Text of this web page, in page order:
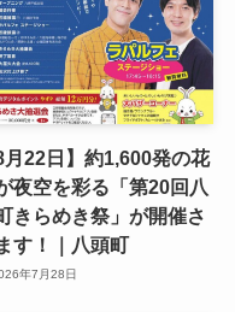
8月22日】約1,600発の花
夜空を彩る「第20回八
きらめき祭」が開催さ
す！｜八頭町
年7月28日